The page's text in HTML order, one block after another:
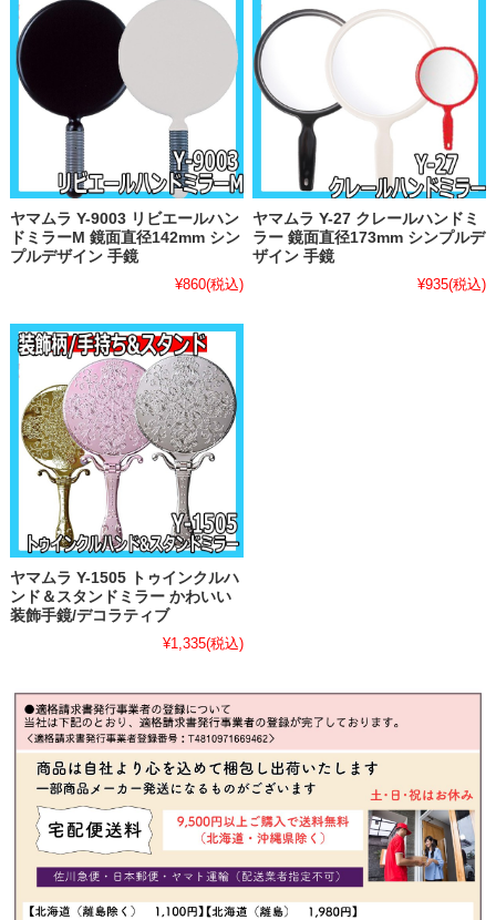
ヤマムラ Y-9003 リビエールハン
ドミラーM 鏡面直径142mm シン
プルデザイン 手鏡
¥860(税込)
ヤマムラ Y-27 クレールハンドミ
ラー 鏡面直径173mm シンプルデ
ザイン 手鏡
¥935(税込)
ヤマムラ Y-1505 トゥインクルハ
ンド＆スタンドミラー かわいい
装飾手鏡/デコラティブ
¥1,335(税込)